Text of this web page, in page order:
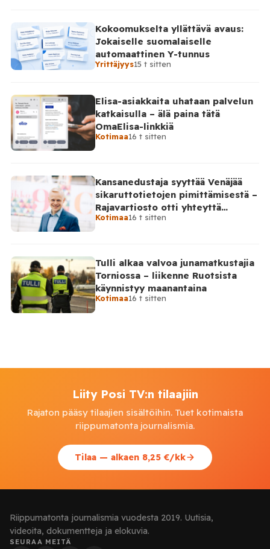
Kokoomukselta yllättävä avaus:
Jokaiselle suomalaiselle
automaattinen Y-tunnus
Yrittäjyys15 t sitten
Elisa-asiakkaita uhataan palvelun
katkaisulla – älä paina tätä
OmaElisa-linkkiä
Kotimaa16 t sitten
Kansanedustaja syyttää Venäjää
sikaruttotietojen pimittämisestä –
Rajavartiosto otti yhteyttä
Venäjälle
Kotimaa16 t sitten
Tulli alkaa valvoa junamatkustajia
Torniossa – liikenne Ruotsista
käynnistyy maanantaina
Kotimaa16 t sitten
Liity Posi TV:n tilaajiin
Rajaton pääsy tilaajien sisältöihin. Tuet kotimaista
riippumatonta journalismia.
Tilaa — alkaen 8,25 €/kk
Riippumatonta journalismia vuodesta 2019. Uutisia,
videoita, dokumentteja ja elokuvia.
SEURAA MEITÄ